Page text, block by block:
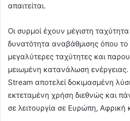
απαιτείται.
Οι συρμοί έχουν μέγιστη
δυνατότητα αναβάθμισης όπου το
μεγαλύτερες ταχύτητες και
μειωμένη κατανάλωση
Stream αποτελεί δοκιμασμένη
εκτεταμένη χρήση διεθνώς και
σε λειτουργία σε Ευρώπη, Αφρική